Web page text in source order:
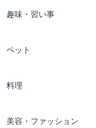
趣味・習い事
ペット
料理
美容・ファッション